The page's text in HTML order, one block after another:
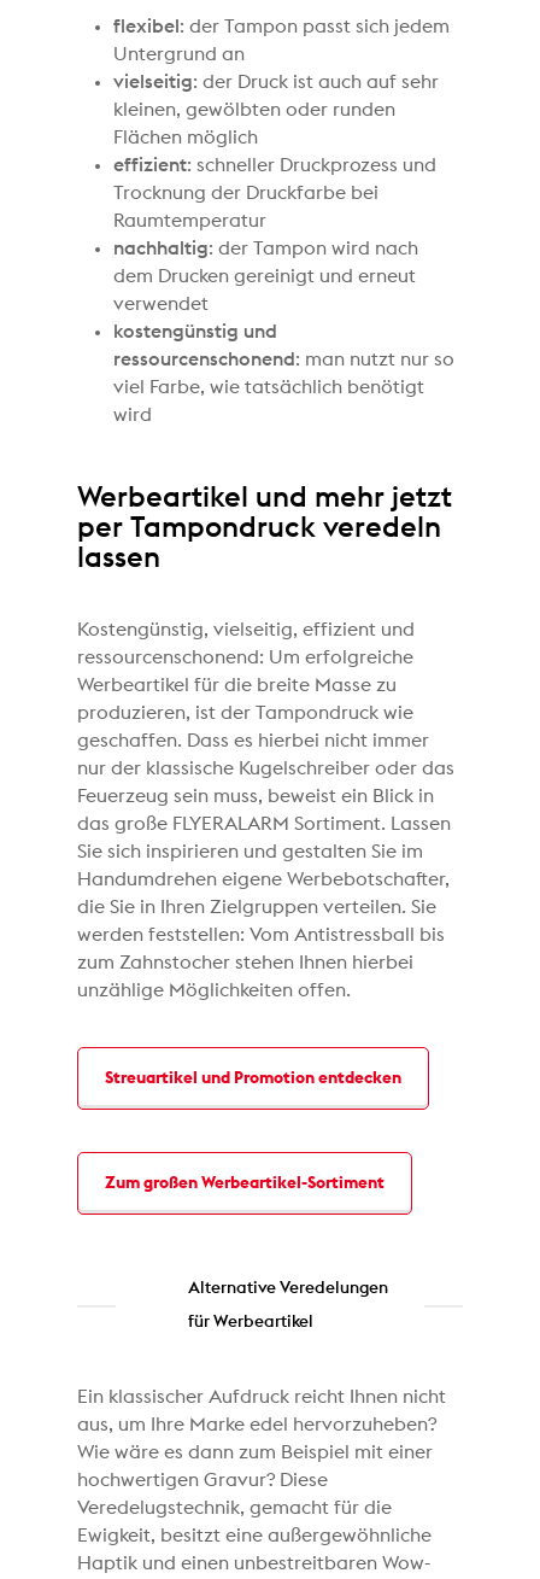
flexibel : der Tampon passt sich jedem
Untergrund an
vielseitig: der Druck ist auch auf sehr
kleinen, gewölbten oder runden
Flächen möglich
effizient: schneller Druckprozess und
Trocknung der Druckfarbe bei
Raumtemperatur
nachhaltig: der Tampon wird nach
dem Drucken gereinigt und erneut
verwendet
kostengünstig und
ressourcenschonend : man nutzt nur so
viel Farbe, wie tatsächlich benötigt
wird
Werbeartikel und mehr jetzt
per Tampondruck veredeln
lassen
Kostengünstig, vielseitig, effizient und
ressourcenschonend: Um erfolgreiche
Werbeartikel für die breite Masse zu
produzieren, ist der Tampondruck wie
geschaffen. Dass es hierbei nicht immer
nur der klassische Kugelschreiber oder das
Feuerzeug sein muss, beweist ein Blick in
das große FLYERALARM Sortiment. Lassen
Sie sich inspirieren und gestalten Sie im
Handumdrehen eigene Werbebotschafter,
die Sie in Ihren Zielgruppen verteilen. Sie
werden feststellen: Vom Antistressball bis
zum Zahnstocher stehen Ihnen hierbei
unzählige Möglichkeiten offen.
Streuartikel und Promotion entdecken
Zum großen Werbeartikel-Sortiment
Alternative Veredelungen
für Werbeartikel
Ein klassischer Aufdruck reicht Ihnen nicht
aus, um Ihre Marke edel hervorzuheben?
Wie wäre es dann zum Beispiel mit einer
hochwertigen Gravur? Diese
Veredelugstechnik, gemacht für die
Ewigkeit, besitzt eine außergewöhnliche
Haptik und einen unbestreitbaren Wow-